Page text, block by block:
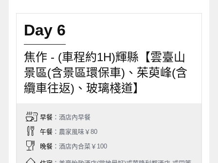
Day 6
焦作 - (車程約1H)輝縣【雲臺山
景區(含景區環保車)、茱萸峰(含
纜車往返)、玻璃棧道】
早餐：酒店內早餐
午餐：農家風味￥80
晚餐：酒店內合菜￥100